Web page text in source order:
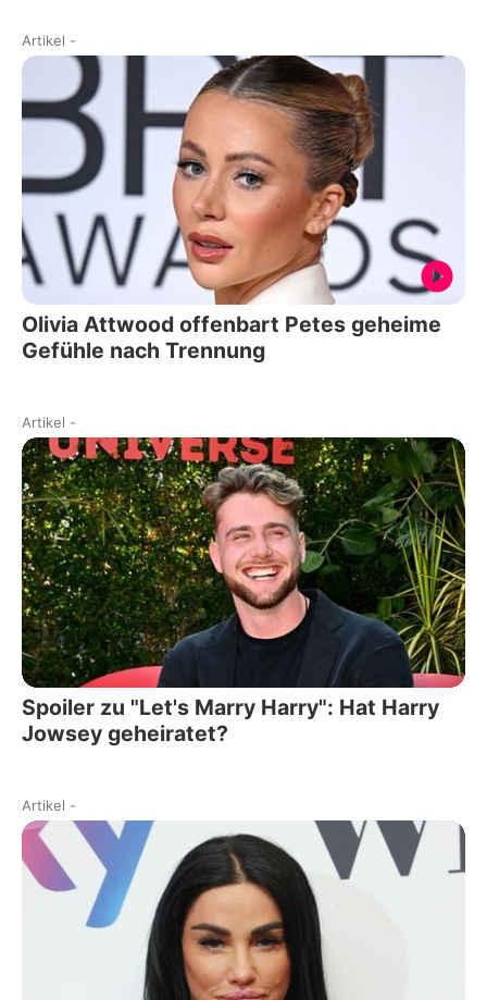
Artikel -
Olivia Attwood offenbart Petes geheime
Gefühle nach Trennung
Artikel -
Spoiler zu "Let's Marry Harry": Hat Harry
Jowsey geheiratet?
Artikel -